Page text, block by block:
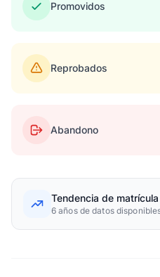
Promovidos
Reprobados
Abandono
Tendencia de matrícula
6 años de datos